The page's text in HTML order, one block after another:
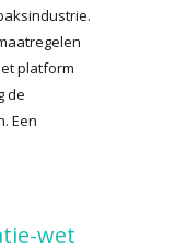
platform
de
Een
wet